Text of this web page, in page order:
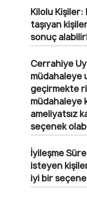
Kilolu Kişiler:
taşıyan
sonuç
Cerrahiye
müdahaleye
geçirmekte
müdahaleye
ameliyatsız
seçenek
İyileşme
isteyen
iyi bir